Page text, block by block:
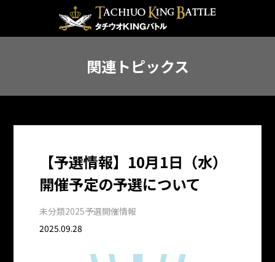
関連トピックス
【予選情報】10月1日（水）
開催予定の予選について
未分類2025予選開催情報
2025.09.28